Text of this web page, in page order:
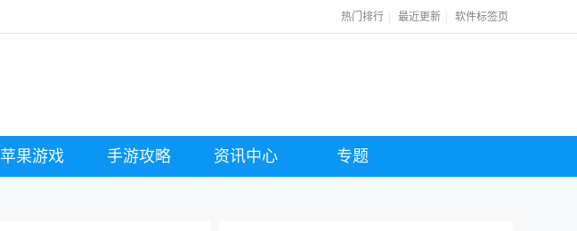
热门排行 | 最近更新 | 软件标签页
苹果游戏 手游攻略 资讯中心 专题